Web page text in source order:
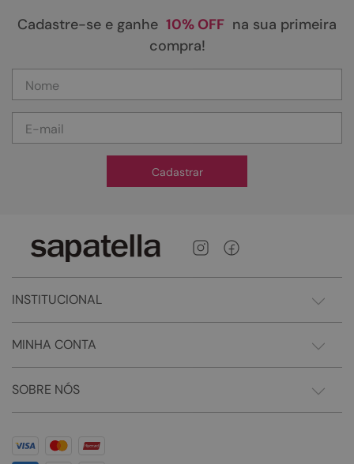
Cadastre-se e ganhe 10% OFF na sua primeira
compra!
Cadastrar
INSTITUCIONAL
MINHA CONTA
SOBRE NÓS